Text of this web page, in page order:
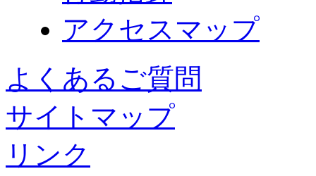
アクセスマップ
よくあるご質問
サイトマップ
リンク